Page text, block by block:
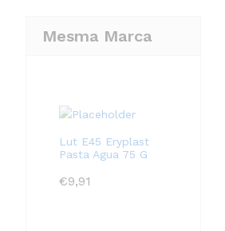
Mesma Marca
Lut E45 Eryplast
Pasta Agua 75 G
€9,91